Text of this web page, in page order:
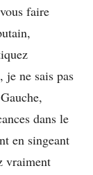
faire
je ne sais pas
dans le
en singeant
vraiment